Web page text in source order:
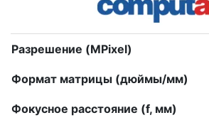
Разрешение (MPixel)
Формат матрицы (дюймы/мм)
Фокусное расстояние (f, мм)